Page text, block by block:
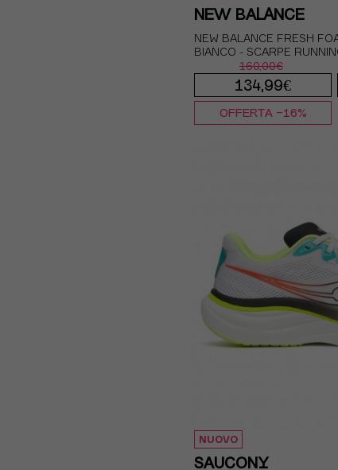
NEW BALANCE
NEW BALANCE FRESH
BIANCO - SCARPE
160,00€
134,99€
EUR 45 / US 11
OFFERTA -16%
NUOVO
SAUCONY